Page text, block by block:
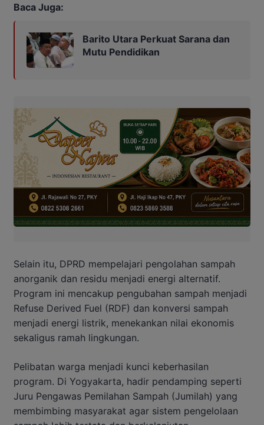
Baca Juga:
Barito Utara Perkuat Sarana dan
Mutu Pendidikan
Selain itu, DPRD mempelajari pengolahan sampah
anorganik dan residu menjadi energi alternatif.
Program ini mencakup pengubahan sampah menjadi
Refuse Derived Fuel (RDF) dan konversi sampah
menjadi energi listrik, menekankan nilai ekonomis
sekaligus ramah lingkungan.
Pelibatan warga menjadi kunci keberhasilan
program. Di Yogyakarta, hadir pendamping seperti
Juru Pengawas Pemilahan Sampah (Jumilah) yang
membimbing masyarakat agar sistem pengelolaan